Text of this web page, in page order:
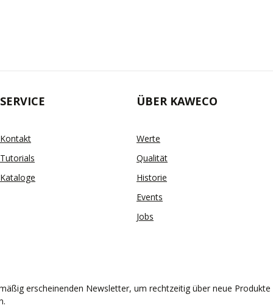
SERVICE
Kontakt
Tutorials
Kataloge
ÜBER KAWECO
Werte
Qualität
Historie
Events
Jobs
erscheinenden Newsletter, um rechtzeitig über neue Produkte